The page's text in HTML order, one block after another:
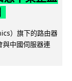
）旗下的路由器
與中國伺服器連